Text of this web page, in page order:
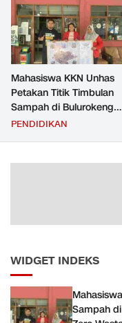
Mahasiswa KKN Unhas
Petakan Titik Timbulan
Sampah di Bulurokeng
untuk Dukung Program
PENDIDIKAN
WIDGET INDEKS
Sampah